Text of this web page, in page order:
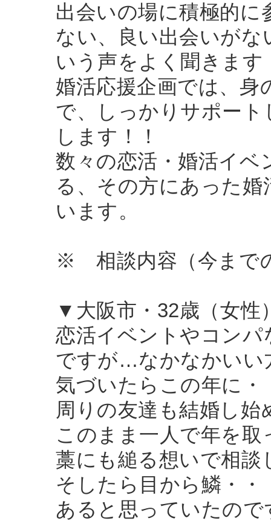
出会いの場に積極的
ない、良い出会いが
いう声をよく聞きます
婚活応援企画では、身
で、しっかりサポー
します！！
数々の恋活・婚活イベ
る、その方にあった
います。
※ 相談内容（今まで
▼大阪市・32歳（女性
恋活イベントやコン
ですが…なかなかいい
気づいたらこの年に・
周りの友達も結婚し
このまま一人で年を
藁にも縋る想いで相談
そしたら目から鱗・
あると思っていたの